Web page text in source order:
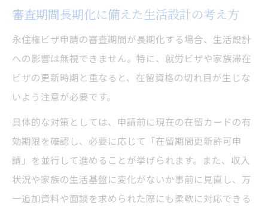
審査期間長期化に備えた生活設計の考え方
永住権ビザ申請の審査期間が長期化する場合、生活設計
への影響は無視できません。特に、就労ビザや家族滞在
ビザの更新時期と重なると、在留資格の切れ目が生じな
いよう注意が必要です。
具体的な対策としては、申請前に現在の在留カードの有
効期限を確認し、必要に応じて「在留期間更新許可申
請」を並行して進めることが挙げられます。また、収入
状況や家族の生活基盤に変化がないか事前に見直し、万
一追加資料や面談を求められた際にも柔軟に対応できる